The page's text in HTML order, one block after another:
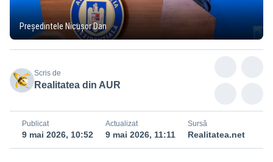
Președintele Nicușor Dan
Scris de
Realitatea din AUR
Publicat
9 mai 2026, 10:52
Actualizat
9 mai 2026, 11:11
Sursă
Realitatea.net